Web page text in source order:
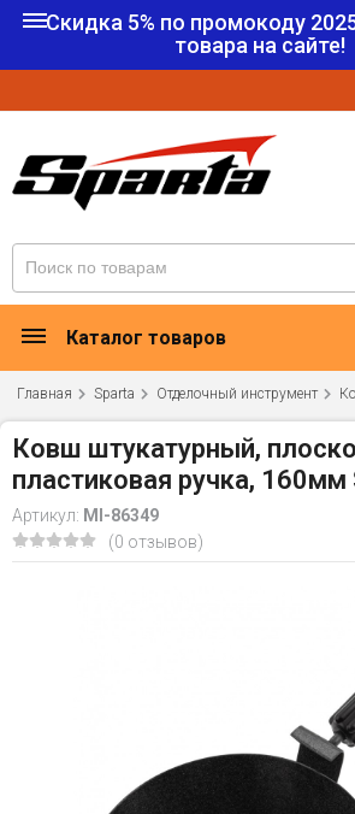
Скидка 5% по промокоду
товара на сайте!
Каталог товаров
Главная Sparta Отделочный инструмент
Ковш штукатурный,
пластиковая ручка,
Артикул: MI-86349
(0 отзывов)